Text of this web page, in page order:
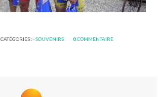
CATÉGORIES :- SOUVENIRS 0COMMENTAIRE